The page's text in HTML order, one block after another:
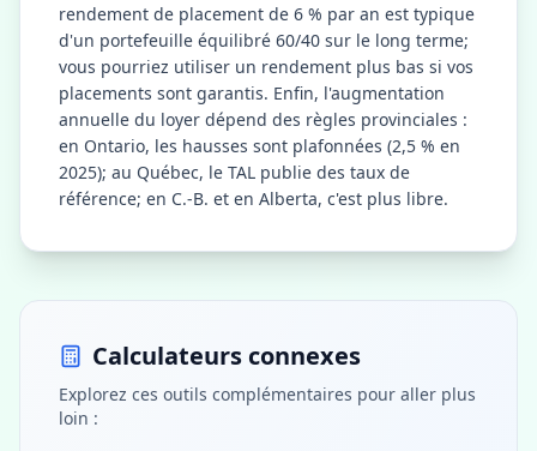
rendement de placement de 6 % par an est typique
d'un portefeuille équilibré 60/40 sur le long terme;
vous pourriez utiliser un rendement plus bas si vos
placements sont garantis. Enfin, l'augmentation
annuelle du loyer dépend des règles provinciales :
en Ontario, les hausses sont plafonnées (2,5 % en
2025); au Québec, le TAL publie des taux de
référence; en C.-B. et en Alberta, c'est plus libre.
Calculateurs connexes
Explorez ces outils complémentaires pour aller plus
loin :